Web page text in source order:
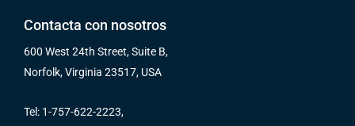
Contacta con nosotros
600 West 24th Street, Suite B,
Norfolk, Virginia 23517, USA
Tel: 1-757-622-2223,